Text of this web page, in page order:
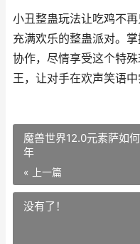
小丑整蛊玩法让吃鸡不
充满欢乐的整蛊派对。
协作，尽情享受这个特
王，让对手在欢声笑语中
魔兽世界12.0元素萨如
年
« 上一篇
没有了！